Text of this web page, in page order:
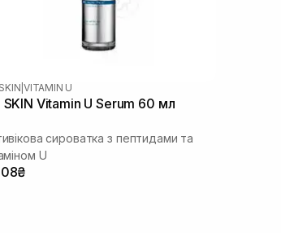
|VITAMIN U
SKIN Vitamin U Serum 60 мл
сироватка з пептидами та
U